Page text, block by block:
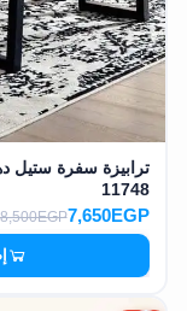
11748
7,650EGP
8,500EGP